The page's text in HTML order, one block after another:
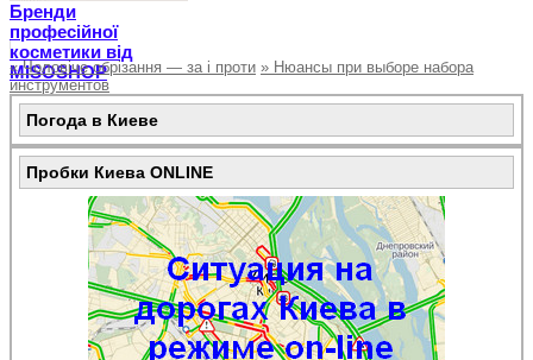
Бренди
професійної
косметики від
MISOSHOP
«Чоловіче обрізання — за і проти » Нюансы при выборе набора
инструментов
Погода в Киеве
Пробки Киева ONLINE